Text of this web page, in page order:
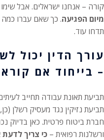
קורה – אנחנו ישראלים. אבל
מיום הפגיעה. כך שאם עברו כמה
תדחו עוד.
עורך הדין יכול
– בייחוד אם
תביעת תאונת עבודה תחייב
תביעת נזיקין נגד מעסיק רשלן
חברת ביטוח פרטית. כאן בדיוק
ורשלנות רפואית – כי צריך